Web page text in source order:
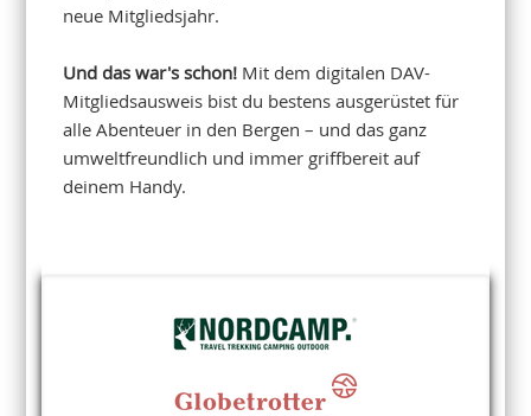
neue Mitgliedsjahr.
Und das war's schon! Mit dem digitalen DAV-
Mitgliedsausweis bist du bestens ausgerüstet für
alle Abenteuer in den Bergen – und das ganz
umweltfreundlich und immer griffbereit auf
deinem Handy.